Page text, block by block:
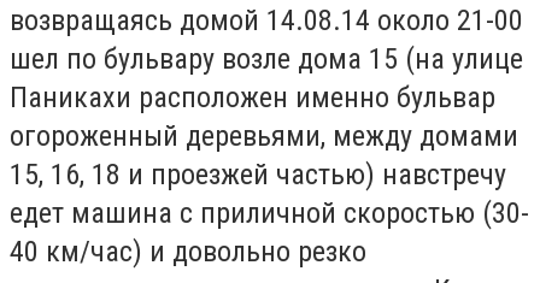
возвращаясь домой 14.08.14 около 21-00
шел по бульвару возле дома 15 (на улице
Паникахи расположен именно бульвар
огороженный деревьями, между домами
15, 16, 18 и проезжей частью) навстречу
едет машина с приличной скоростью (30-
40 км/час) и довольно резко